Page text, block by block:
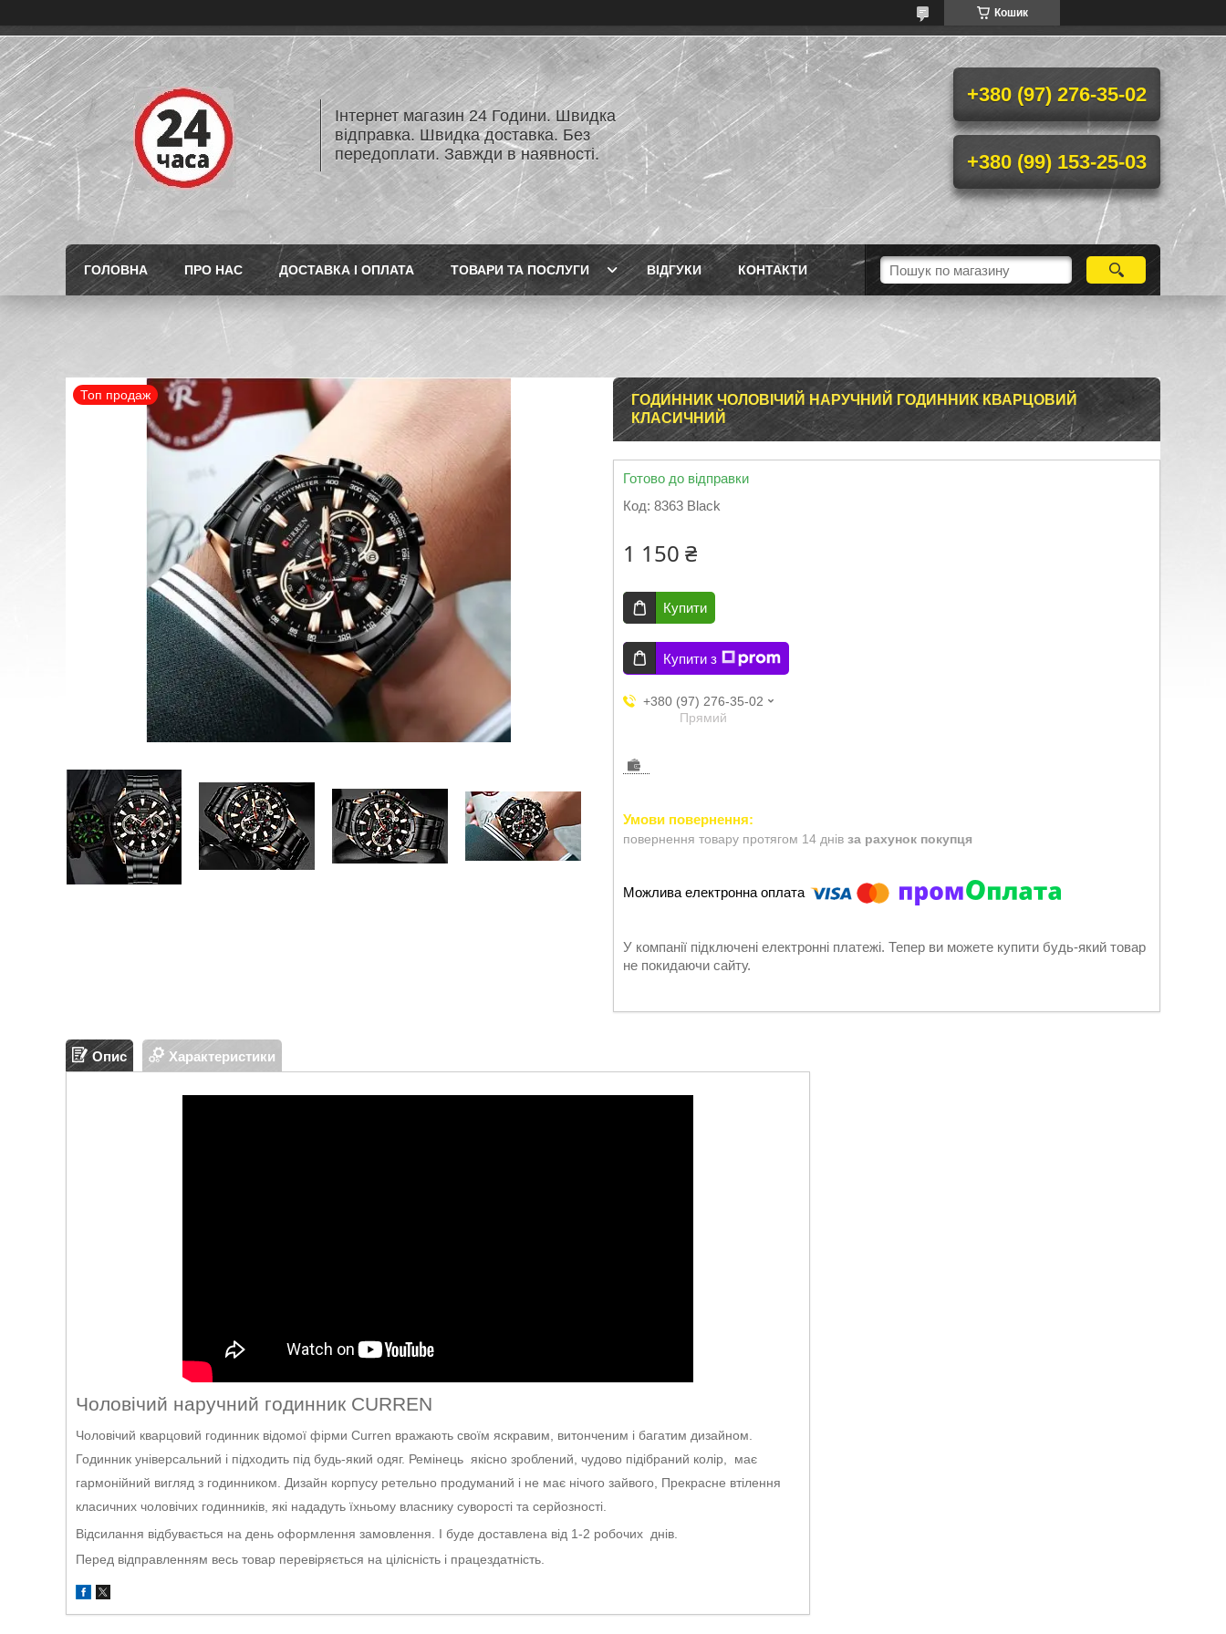
Кошик
Інтернет магазин 24 Години. Швидка
відправка. Швидка доставка. Без
передоплати. Завжди в наявності.
+380 (97) 276-35-02
+380 (99) 153-25-03
ГОЛОВНА ПРО НАС ДОСТАВКА І ОПЛАТА ТОВАРИ ТА ПОСЛУГИ ВІДГУКИ КОНТАКТИ
Топ продаж
ГОДИННИК ЧОЛОВІЧИЙ НАРУЧНИЙ ГОДИННИК КВАРЦОВИЙ
КЛАСИЧНИЙ
Готово до відправки
Код: 8363 Black
1 150 ₴
Купити
Купити з
+380 (97) 276-35-02
Прямий
повернення товару протягом 14 днів за рахунок покупця
У компанії підключені електронні платежі. Тепер ви можете купити будь-який товар
не покидаючи сайту.
Опис Характеристики
Чоловічий наручний годинник CURREN
Чоловічий кварцовий годинник відомої фірми Curren вражають своїм яскравим, витонченим і багатим дизайном.
Годинник універсальний і підходить під будь-який одяг. Ремінець якісно зроблений, чудово підібраний колір, має
гармонійний вигляд з годинником. Дизайн корпусу ретельно продуманий і не має нічого зайвого, Прекрасне втілення
класичних чоловічих годинників, які нададуть їхньому власнику суворості та серйозності.
Відсилання відбувається на день оформлення замовлення. І буде доставлена від 1-2 робочих днів.
Перед відправленням весь товар перевіряється на цілісність і працездатність.